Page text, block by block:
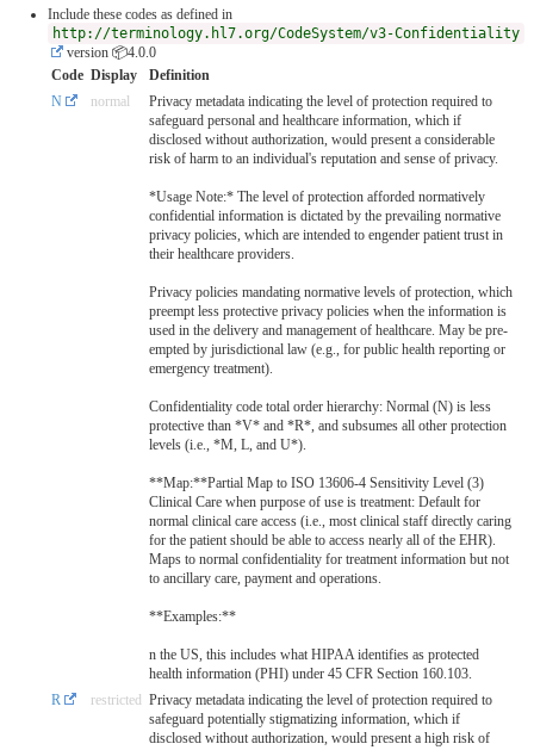
Include these codes as defined in
http://terminology.hl7.org/CodeSystem/v3-Confidentiality
version 📦4.0.0
Code Display
Definition
N
normal
Privacy metadata indicating the level of protection required to
safeguard personal and healthcare information, which if
disclosed without authorization, would present a considerable
risk of harm to an individual's reputation and sense of privacy.
*Usage Note:* The level of protection afforded normatively
confidential information is dictated by the prevailing normative
privacy policies, which are intended to engender patient trust in
their healthcare providers.
Privacy policies mandating normative levels of protection, which
preempt less protective privacy policies when the information is
used in the delivery and management of healthcare. May be pre-
empted by jurisdictional law (e.g., for public health reporting or
emergency treatment).
Confidentiality code total order hierarchy: Normal (N) is less
protective than *V* and *R*, and subsumes all other protection
levels (i.e., *M, L, and U*).
**Map:**Partial Map to ISO 13606-4 Sensitivity Level (3)
Clinical Care when purpose of use is treatment: Default for
normal clinical care access (i.e., most clinical staff directly caring
for the patient should be able to access nearly all of the EHR).
Maps to normal confidentiality for treatment information but not
to ancillary care, payment and operations.
**Examples:**
n the US, this includes what HIPAA identifies as protected
health information (PHI) under 45 CFR Section 160.103.
R
restricted Privacy metadata indicating the level of protection required to
safeguard potentially stigmatizing information, which if
disclosed without authorization, would present a high risk of